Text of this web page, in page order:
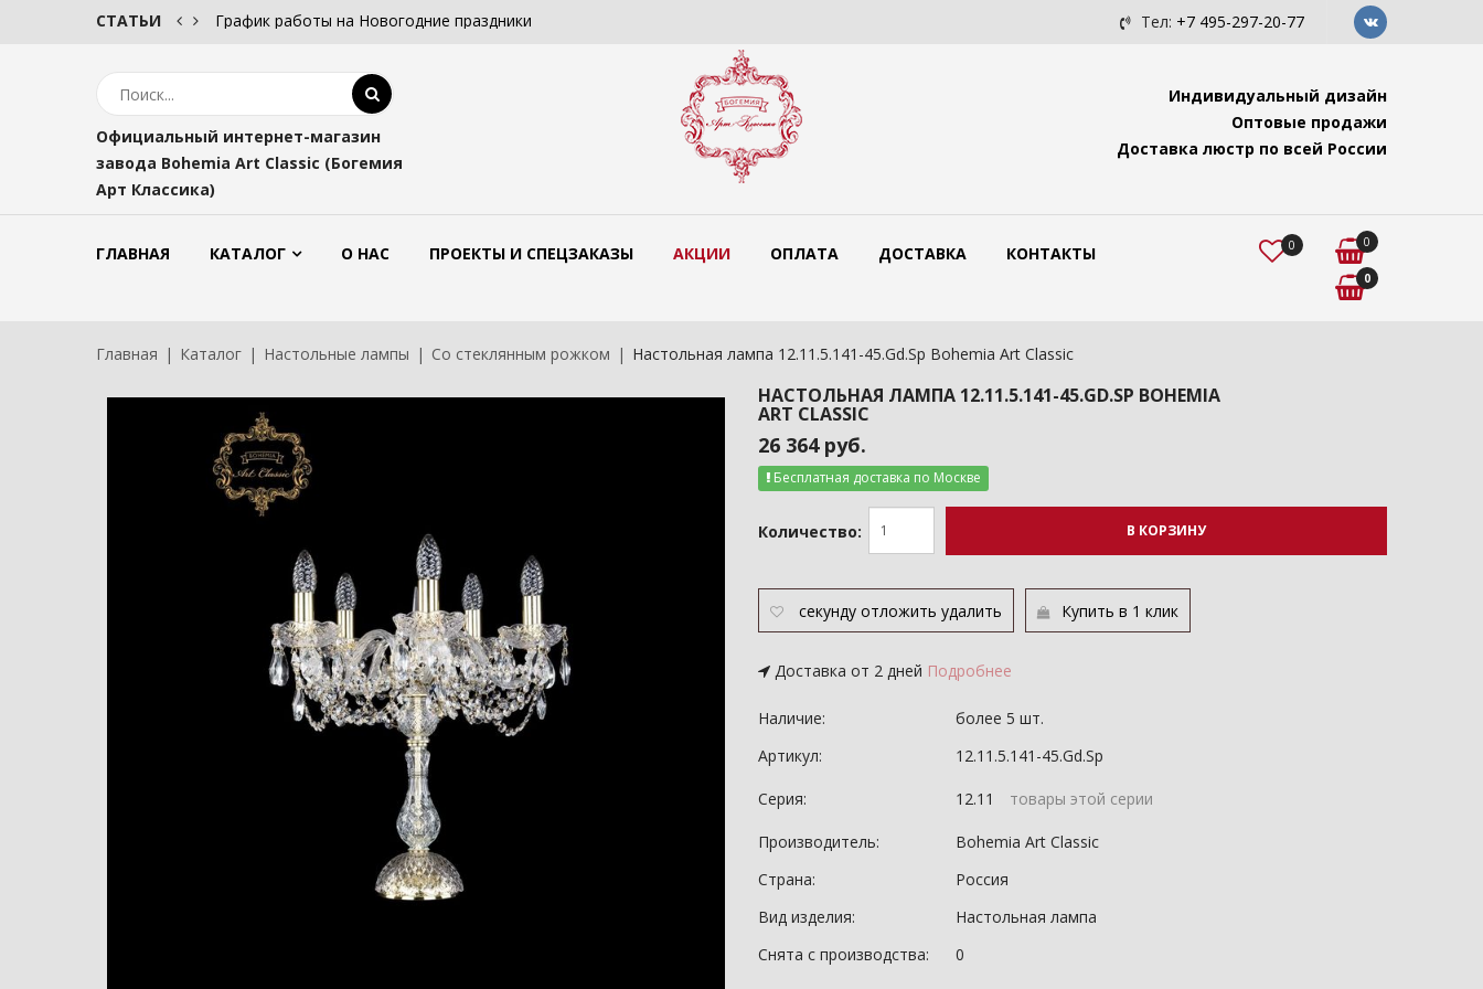
СТАТЬИ График работы на Новогодние праздники Цветные люстры Bohemia Art Classic с подвесами "Ви... Люстра для помещений с
Тел: +7 495-297-20-77
Официальный интернет-магазин
завода Bohemia Art Classic (Богемия
Арт Классика)
Индивидуальный дизайн
Оптовые продажи
Доставка люстр по всей России
ГЛАВНАЯ КАТАЛОГ О НАС ПРОЕКТЫ И СПЕЦЗАКАЗЫ АКЦИИ ОПЛАТА ДОСТАВКА КОНТАКТЫ 0 0
0
Главная Каталог Настольные лампы Со стеклянным рожком Настольная лампа 12.11.5.141-45.Gd.Sp Bohemia Art Classic
НАСТОЛЬНАЯ ЛАМПА 12.11.5.141-45.GD.SP BOHEMIA
ART CLASSIC
26 364 руб.
Бесплатная доставка по Москве
Количество: В КОРЗИНУ
секунду отложить удалить Купить в 1 клик
Доставка от 2 дней Подробнее
Наличие:
более 5 шт.
Артикул:
12.11.5.141-45.Gd.Sp
Серия: 12.11 товары этой серии
Производитель:
Bohemia Art Classic
Страна:
Россия
Вид изделия:
Настольная лампа
Снята с производства:
0